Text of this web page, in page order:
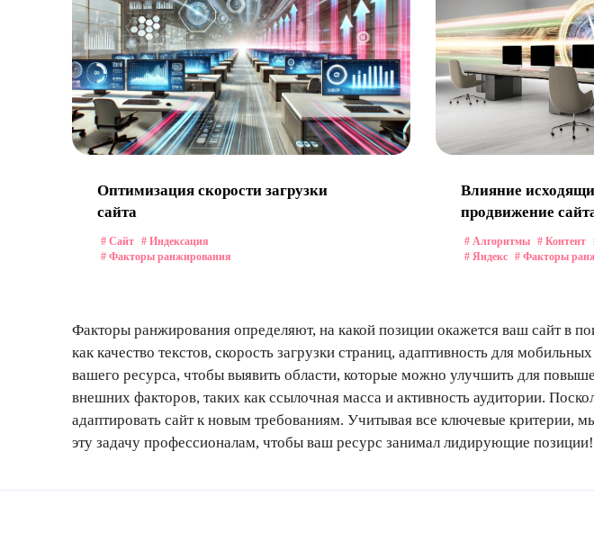
Оптимизация скорости загрузки
сайта
# Сайт # Индексация
# Факторы ранжирования
Влияние
продвижение
# Алгоритмы # Контент
# Яндекс # Факторы
Факторы ранжирования определяют, на какой позиции окажется ваш сайт в
как качество текстов, скорость загрузки страниц, адаптивность для
вашего ресурса, чтобы выявить области, которые можно улучшить для
внешних факторов, таких как ссылочная масса и активность аудитории.
адаптировать сайт к новым требованиям. Учитывая все ключевые критерии,
эту задачу профессионалам, чтобы ваш ресурс занимал лидирующие позиции!